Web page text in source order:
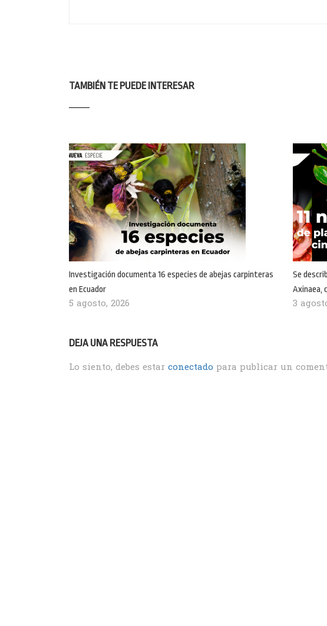
TAMBIÉN TE PUEDE INTERESAR
Investigación documenta 16 especies de abejas carpinteras
en Ecuador
5 agosto, 2026
Se
Axinaea,
3
DEJA UNA RESPUESTA
Lo siento, debes estar conectado para publicar un